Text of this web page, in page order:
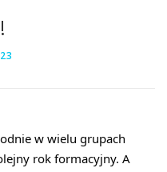
w wielu grupach
rok formacyjny. A